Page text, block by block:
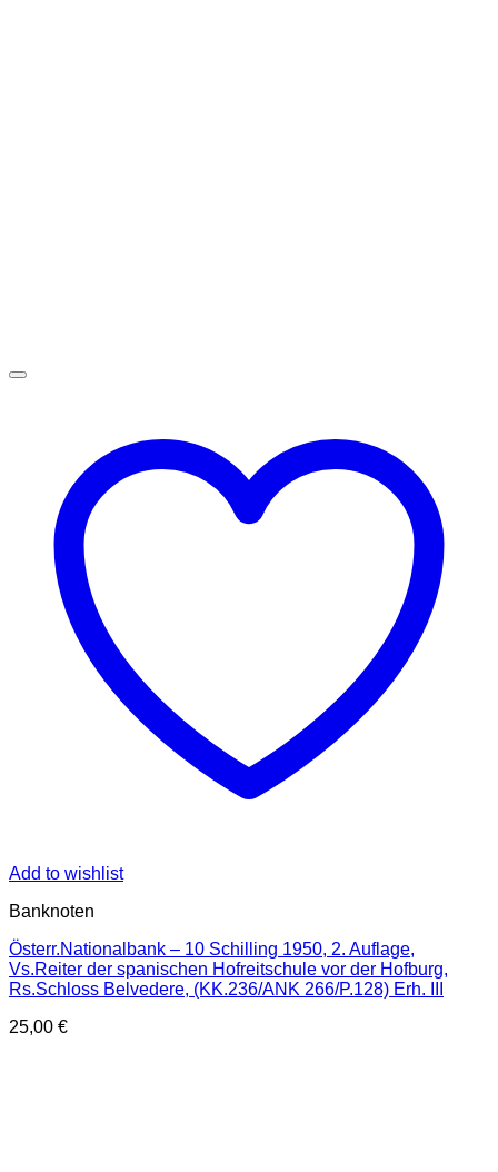
Add to wishlist
Banknoten
Österr.Nationalbank – 10 Schilling 1950, 2. Auflage,
Vs.Reiter der spanischen Hofreitschule vor der Hofburg,
Rs.Schloss Belvedere, (KK.236/ANK 266/P.128) Erh. III
25,00 €